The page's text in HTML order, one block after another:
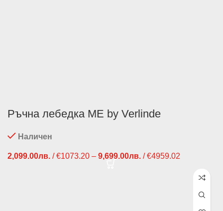
Ръчна лебедка ME by Verlinde
Наличен
2,099.00лв. / €1073.20 – 9,699.00лв. / €4959.02
2,099.00лв.
through